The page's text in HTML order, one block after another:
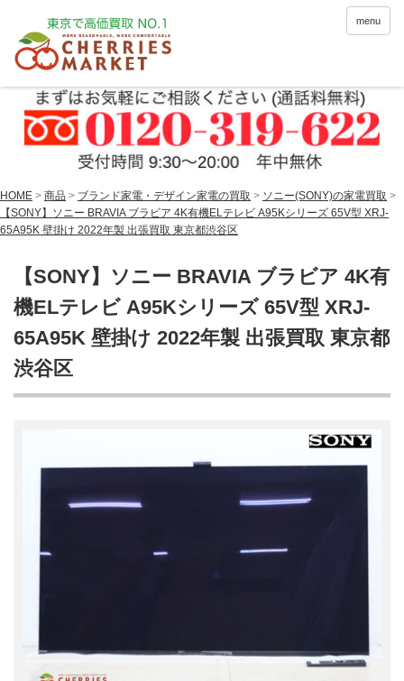
menu
HOME > 商品 > ブランド家電・デザイン家電の買取 > ソニー(SONY)の家電買取 >
【SONY】ソニー BRAVIA ブラビア 4K有機ELテレビ A95Kシリーズ 65V型 XRJ-
65A95K 壁掛け 2022年製 出張買取 東京都渋谷区
【SONY】ソニー BRAVIA ブラビア 4K有
機ELテレビ A95Kシリーズ 65V型 XRJ-
65A95K 壁掛け 2022年製 出張買取 東京都
渋谷区